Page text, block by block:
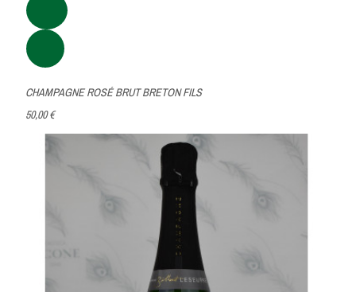
CHAMPAGNE ROSÉ BRUT BRETON FILS
50,00 €